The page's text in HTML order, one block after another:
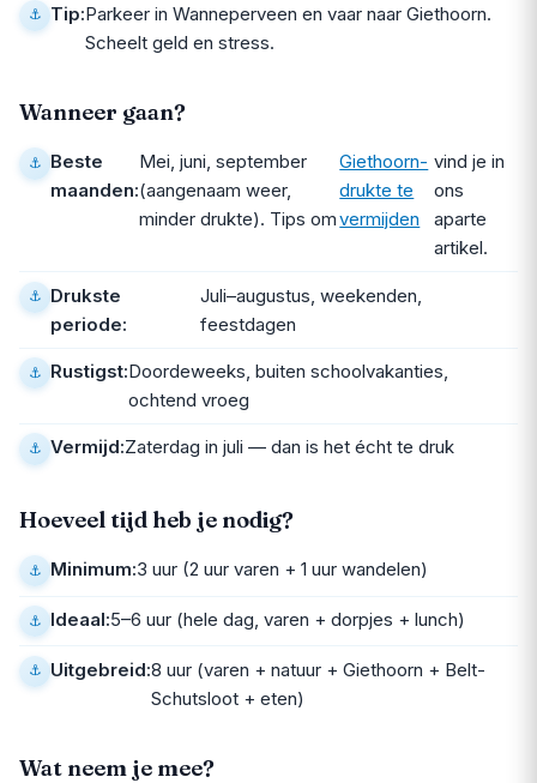
Tip:Parkeer in Wanneperveen en vaar naar Giethoorn.
Scheelt geld en stress.
Wanneer gaan?
Beste
maanden:
Mei, juni, september
(aangenaam weer,
minder drukte). Tips om
Giethoorn-
drukte te
vermijden
vind je in
ons
aparte
artikel.
Drukste
periode:
Juli–augustus, weekenden,
feestdagen
Rustigst:Doordeweeks, buiten schoolvakanties,
ochtend vroeg
Vermijd:Zaterdag in juli — dan is het écht te druk
Hoeveel tijd heb je nodig?
Minimum:3 uur (2 uur varen + 1 uur wandelen)
Ideaal:5–6 uur (hele dag, varen + dorpjes + lunch)
Uitgebreid:8 uur (varen + natuur + Giethoorn + Belt-
Schutsloot + eten)
Wat neem je mee?